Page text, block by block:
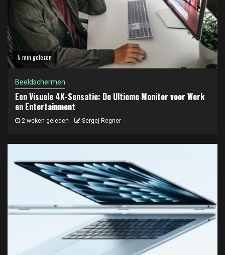
5 min gelezen
Beeldschermen
Een Visuele 4K-Sensatie: De Ultieme Monitor voor Werk
en Entertainment
2 weken geleden Sergej Regner